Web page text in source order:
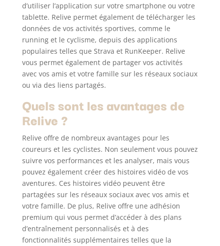
d’utiliser l’application sur votre smartphone ou votre
tablette. Relive permet également de télécharger les
données de vos activités sportives, comme le
running et le cyclisme, depuis des applications
populaires telles que Strava et RunKeeper. Relive
vous permet également de partager vos activités
avec vos amis et votre famille sur les réseaux sociaux
ou via des liens partagés.
Quels sont les avantages de
Relive ?
Relive offre de nombreux avantages pour les
coureurs et les cyclistes. Non seulement vous pouvez
suivre vos performances et les analyser, mais vous
pouvez également créer des histoires vidéo de vos
aventures. Ces histoires vidéo peuvent être
partagées sur les réseaux sociaux avec vos amis et
votre famille. De plus, Relive offre une adhésion
premium qui vous permet d’accéder à des plans
d’entraînement personnalisés et à des
fonctionnalités supplémentaires telles que la